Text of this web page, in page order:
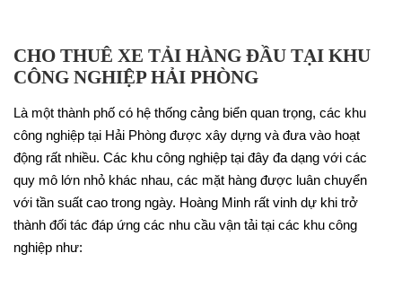
CHO THUÊ XE TẢI HÀNG ĐẦU TẠI KHU
CÔNG NGHIỆP HẢI PHÒNG
Là một thành phố có hệ thống cảng biển quan trọng, các khu
công nghiệp tại Hải Phòng được xây dựng và đưa vào hoạt
động rất nhiều. Các khu công nghiệp tại đây đa dạng với các
quy mô lớn nhỏ khác nhau, các mặt hàng được luân chuyển
với tần suất cao trong ngày. Hoàng Minh rất vinh dự khi trở
thành đối tác đáp ứng các nhu cầu vận tải tại các khu công
nghiệp như: